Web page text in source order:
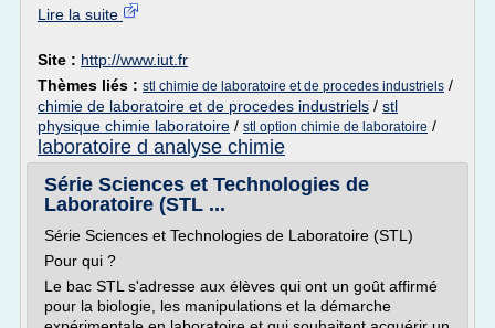
Lire la suite
Site : http://www.iut.fr
Thèmes liés : stl chimie de laboratoire et de procedes industriels /
chimie de laboratoire et de procedes industriels / stl
physique chimie laboratoire / stl option chimie de laboratoire /
laboratoire d analyse chimie
Série Sciences et Technologies de
Laboratoire (STL ...
Série Sciences et Technologies de Laboratoire (STL)
Pour qui ?
Le bac STL s'adresse aux élèves qui ont un goût affirmé
pour la biologie, les manipulations et la démarche